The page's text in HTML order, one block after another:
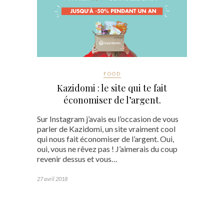
FOOD
Kazidomi : le site qui te fait
économiser de l’argent.
Sur Instagram j’avais eu l’occasion de vous
parler de Kazidomi, un site vraiment cool
qui nous fait économiser de l’argent. Oui,
oui, vous ne rêvez pas ! J’aimerais du coup
revenir dessus et vous…
27 avril 2018